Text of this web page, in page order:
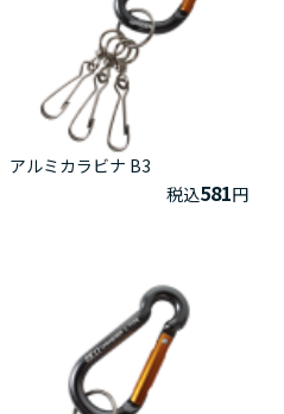
アルミカラビナ B3
税込581円